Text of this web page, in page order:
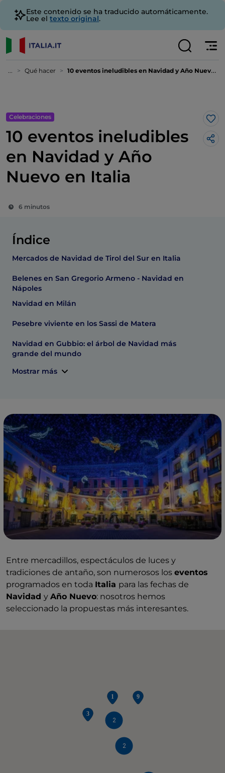
Este contenido se ha traducido automáticamente.
Lee el texto original.
... Qué hacer 10 eventos ineludibles en Navidad y Año Nuevo en Italia
Celebraciones
10 eventos ineludibles
en Navidad y Año
Nuevo en Italia
6 minutos
Me
Índice
Mercados de Navidad de Tirol del Sur en Italia
Belenes en San Gregorio Armeno - Navidad en
Nápoles
Navidad en Milán
Pesebre viviente en los Sassi de Matera
Navidad en Gubbio: el árbol de Navidad más
grande del mundo
Mostrar más
Entre mercadillos, espectáculos de luces y
tradiciones de antaño, son numerosos los eventos
programados en toda Italia para las fechas de
Navidad y Año Nuevo: nosotros hemos
seleccionado la propuestas más interesantes.
2
2